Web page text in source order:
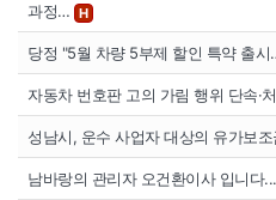
과정… H
당정 "5월 차량 5부제 할인 특약 출
자동차 번호판 고의 가림 행위 단속·
성남시, 운수 사업자 대상의 유가보
남바랑의 관리자 오건환이사 입니다